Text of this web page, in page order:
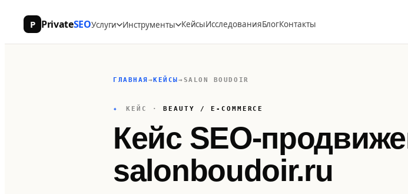
P PrivateSEOУслуги Инструменты КейсыИсследованияБлогКонтакты
ГЛАВНАЯ→КЕЙСЫ→ SALON BOUDOIR
✦ КЕЙС · BEAUTY / E-COMMERCE
Кейс SEO-
salonboudoir.ru